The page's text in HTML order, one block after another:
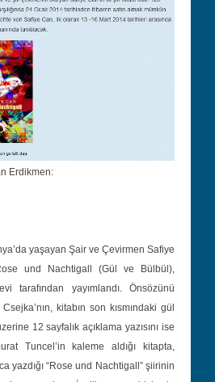
Erdikmen:
yaşayan Şair ve Çevir­men Safiye
und Nachti­gall (Gül ve Bül­bül),
tarafın­dan yayım­landı. Önsözünü
kitabın son kıs­mın­da­ki gül
12 say­falık açık­la­ma yazısını ise
Tuncel’in kaleme aldığı kitap­ta,
yazdığı “Rose und Nachti­gall” şiirinin